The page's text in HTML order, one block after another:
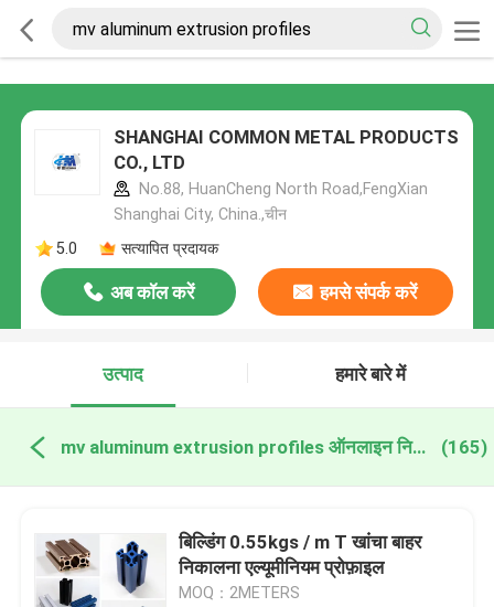
SHANGHAI COMMON METAL PRODUCTS
CO., LTD
No.88, HuanCheng North Road,FengXian
Shanghai City, China.,चीन
5.0
सत्यापित प्रदायक
अब कॉल करें हमसे संपर्क करें
उत्पाद हमारे बारे में
mv aluminum extrusion profiles ऑनलाइन निर्माण (165)
बिल्डिंग 0.55kgs / m T खांचा बाहर
निकालना एल्यूमीनियम प्रोफ़ाइल
MOQ：2METERS